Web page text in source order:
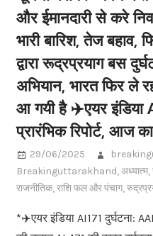
और ईमानदारी से करे
भारी बारिश, तेज बहाव,
द्वारा रूद्रप्रयाग बस
अभियान, भारत फिर ले
आ गयी है ✈️एयर इंडिया
प्रारंभिक रिपोर्ट, आज
29/06/2025
Breakinguttarakhand,अध्यात्म,
राजनीतिक,राशि फल और पंचाग,
*✈️एयर इंडिया AI171 दुर्घटना: